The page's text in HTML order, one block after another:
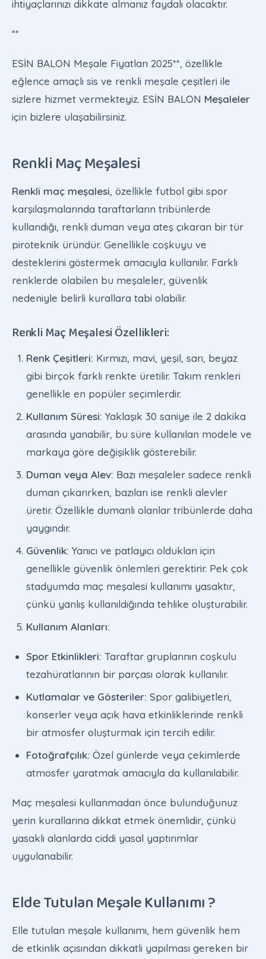
ihtiyaçlarınızı dikkate almanız faydalı olacaktır.
**
ESİN BALON Meşale Fiyatları 2025**, özellikle
eğlence amaçlı sis ve renkli meşale çeşitleri ile
sizlere hizmet vermekteyiz. ESİN BALON Meşaleler
için bizlere ulaşabilirsiniz.
Renkli Maç Meşalesi
Renkli maç meşalesi, özellikle futbol gibi spor
karşılaşmalarında taraftarların tribünlerde
kullandığı, renkli duman veya ateş çıkaran bir tür
piroteknik üründür. Genellikle coşkuyu ve
desteklerini göstermek amacıyla kullanılır. Farklı
renklerde olabilen bu meşaleler, güvenlik
nedeniyle belirli kurallara tabi olabilir.
Renkli Maç Meşalesi Özellikleri:
Renk Çeşitleri: Kırmızı, mavi, yeşil, sarı, beyaz
gibi birçok farklı renkte üretilir. Takım renkleri
genellikle en popüler seçimlerdir.
Kullanım Süresi: Yaklaşık 30 saniye ile 2 dakika
arasında yanabilir, bu süre kullanılan modele ve
markaya göre değişiklik gösterebilir.
Duman veya Alev: Bazı meşaleler sadece renkli
duman çıkarırken, bazıları ise renkli alevler
üretir. Özellikle dumanlı olanlar tribünlerde daha
yaygındır.
Güvenlik: Yanıcı ve patlayıcı oldukları için
genellikle güvenlik önlemleri gerektirir. Pek çok
stadyumda maç meşalesi kullanımı yasaktır,
çünkü yanlış kullanıldığında tehlike oluşturabilir.
Kullanım Alanları:
Spor Etkinlikleri: Taraftar gruplarının coşkulu
tezahüratlarının bir parçası olarak kullanılır.
Kutlamalar ve Gösteriler: Spor galibiyetleri,
konserler veya açık hava etkinliklerinde renkli
bir atmosfer oluşturmak için tercih edilir.
Fotoğrafçılık: Özel günlerde veya çekimlerde
atmosfer yaratmak amacıyla da kullanılabilir.
Maç meşalesi kullanmadan önce bulunduğunuz
yerin kurallarına dikkat etmek önemlidir, çünkü
yasaklı alanlarda ciddi yasal yaptırımlar
uygulanabilir.
Elde Tutulan Meşale Kullanımı ?
Elle tutulan meşale kullanımı, hem güvenlik hem
de etkinlik açısından dikkatli yapılması gereken bir